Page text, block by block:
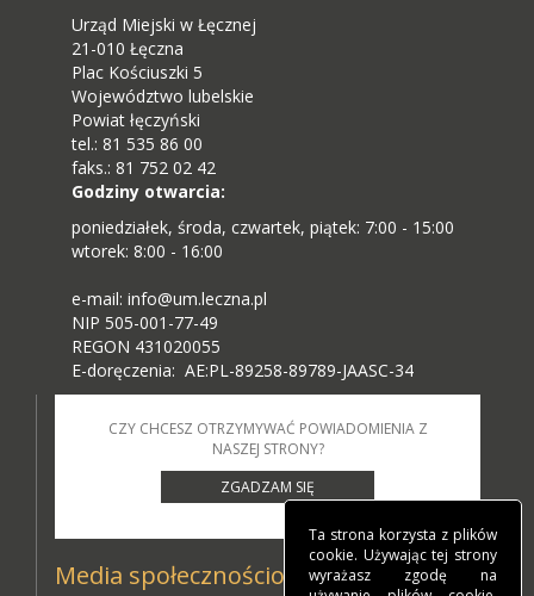
Urząd Miejski w Łęcznej
21-010 Łęczna
Plac Kościuszki 5
Województwo lubelskie
Powiat łęczyński
tel.: 81 535 86 00
faks.: 81 752 02 42
Godziny otwarcia:
poniedziałek, środa, czwartek, piątek: 7:00 - 15:00
wtorek: 8:00 - 16:00
e-mail: info@um.leczna.pl
NIP 505-001-77-49
REGON 431020055
E-doręczenia: AE:PL-89258-89789-JAASC-34
CZY CHCESZ OTRZYMYWAĆ POWIADOMIENIA Z
NASZEJ STRONY?
ZGADZAM SIĘ
Media społecznościowe
Ta strona korzysta z plików
cookie. Używając tej strony
wyrażasz zgodę na